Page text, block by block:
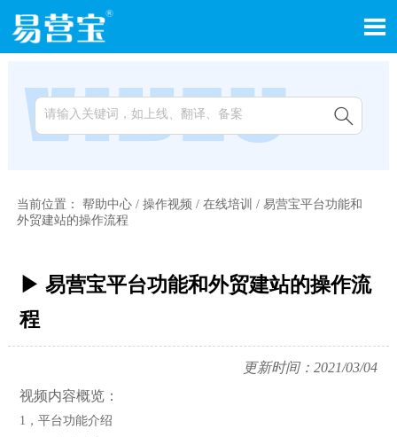


当前位置： 帮助中心/ 操作视频 / 在线培训 / 易营宝平台功能和
外贸建站的操作流程
▶ 易营宝平台功能和外贸建站的操作流
程
更新时间：2021/03/04
视频内容概览：
1，平台功能介绍